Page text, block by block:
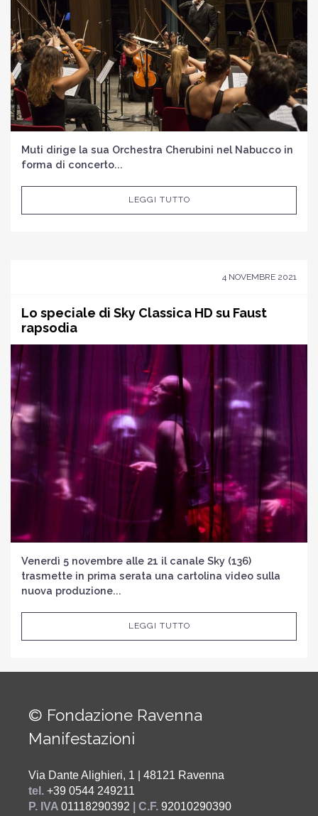
Muti dirige la sua Orchestra Cherubini nel Nabucco in
forma di concerto...
LEGGI TUTTO
4 NOVEMBRE 2021
Lo speciale di Sky Classica HD su Faust
rapsodia
Venerdì 5 novembre alle 21 il canale Sky (136)
trasmette in prima serata una cartolina video sulla
nuova produzione...
LEGGI TUTTO
© Fondazione Ravenna
Manifestazioni
Via Dante Alighieri, 1 | 48121 Ravenna
tel. +39 0544 249211
P. IVA 01118290392 | C.F. 92010290390